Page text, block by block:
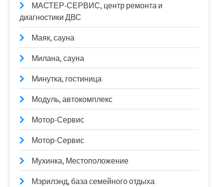
МАСТЕР-СЕРВИС, центр ремонта и
диагностики ДВС
Маяк, сауна
Милана, сауна
Минутка, гостиница
Модуль, автокомплекс
Мотор-Сервис
Мотор-Сервис
Мухинка, Местоположение
Мэрилэнд, база семейного отдыха